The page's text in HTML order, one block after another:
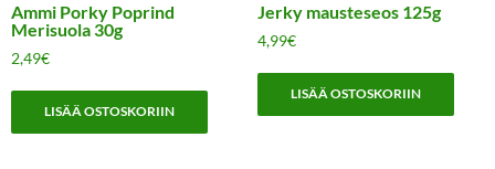
Ammi Porky Poprind
Merisuola 30g
2,49€
LISÄÄ OSTOSKORIIN
Jerky mausteseos 125g
4,99€
LISÄÄ OSTOSKORIIN